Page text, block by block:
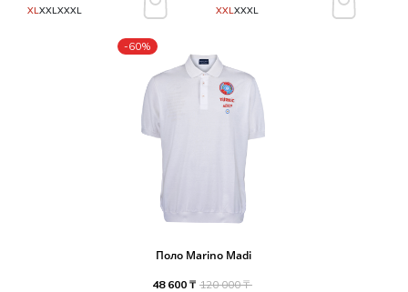
XLXXLXXXL XXLXXXL
-60%
Поло Marino Madi
48 600 ₸ 120 000 ₸